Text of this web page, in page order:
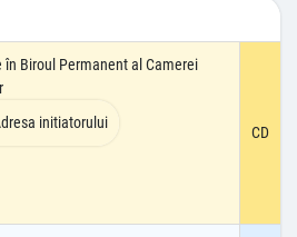
în Biroul Permanent al Camerei
initiatorului
CD